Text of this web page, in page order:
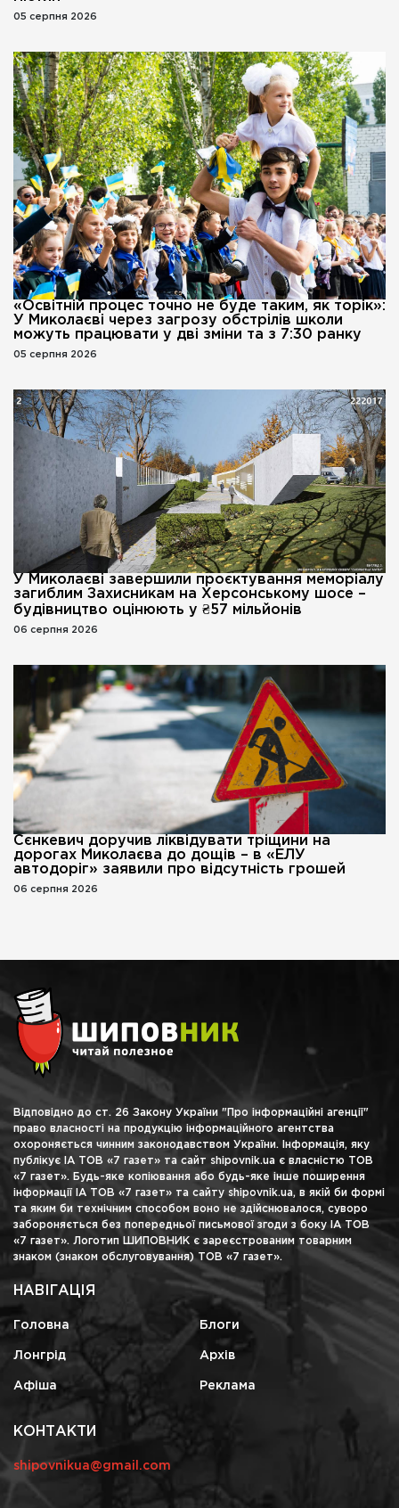
05 серпня 2026
«Освітній процес точно не буде таким, як торік»:
У Миколаєві через загрозу обстрілів школи
можуть працювати у дві зміни та з 7:30 ранку
05 серпня 2026
У Миколаєві завершили проєктування меморіалу
загиблим Захисникам на Херсонському шосе –
будівництво оцінюють у ₴57 мільйонів
06 серпня 2026
Сєнкевич доручив ліквідувати тріщини на
дорогах Миколаєва до дощів – в «ЕЛУ
автодоріг» заявили про відсутність грошей
06 серпня 2026
Відповідно до ст. 26 Закону України "Про інформаційні агенції"
право власності на продукцію інформаційного агентства
охороняється чинним законодавством України. Інформація, яку
публікує ІА ТОВ «7 газет» та сайт shipovnik.ua є власністю ТОВ
«7 газет». Будь-яке копіювання або будь-яке інше поширення
інформації ІА ТОВ «7 газет» та сайту shipovnik.ua, в якій би формі
та яким би технічним способом воно не здійснювалося, суворо
забороняється без попередньої письмової згоди з боку ІА ТОВ
«7 газет». Логотип ШИПОВНИК є зареєстрованим товарним
знаком (знаком обслуговування) ТОВ «7 газет».
НАВІГАЦІЯ
Головна Блоги
Лонгрід Архів
Афіша Реклама
КОНТАКТИ
shipovnikua@gmail.com